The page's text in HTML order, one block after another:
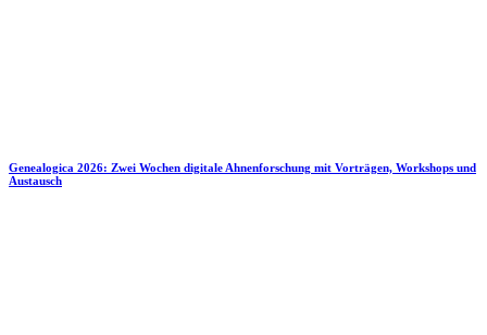
Genealogica 2026: Zwei Wochen digitale Ahnenforschung mit Vorträgen, Workshops und
Austausch